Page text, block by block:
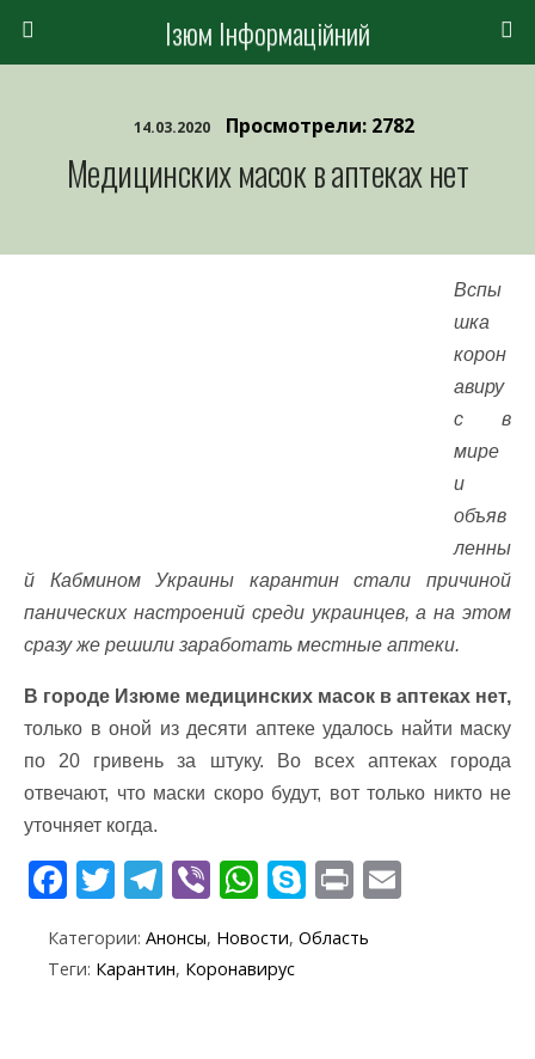
Ізюм Інформаційний
14.03.2020 Просмотрели: 2782
Медицинских масок в аптеках нет
Вспы
шка
корон
авиру
с в
мире
и
объяв
ленны
й Кабмином Украины карантин стали причиной
панических настроений среди украинцев, а на этом
сразу же решили заработать местные аптеки.
В городе Изюме медицинских масок в аптеках нет,
только в оной из десяти аптеке удалось найти маску
по 20 гривень за штуку. Во всех аптеках города
отвечают, что маски скоро будут, вот только никто не
уточняет когда.
F
e
T
itt
er
T
e
gr
Vi
er
W
at
s
S
k
y
Pr
t
Категории: Анонсы, Новости, Область
Теги: Карантин, Коронавирус